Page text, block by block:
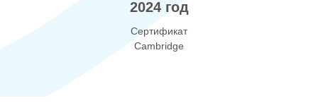
2024 год
Сертификат
Cambridge